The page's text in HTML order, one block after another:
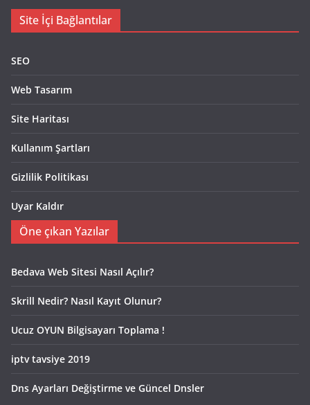
Site İçi Bağlantılar
SEO
Web Tasarım
Site Haritası
Kullanım Şartları
Gizlilik Politikası
Uyar Kaldır
Öne çıkan Yazılar
Bedava Web Sitesi Nasıl Açılır?
Skrill Nedir? Nasıl Kayıt Olunur?
Ucuz OYUN Bilgisayarı Toplama !
iptv tavsiye 2019
Dns Ayarları Değiştirme ve Güncel Dnsler